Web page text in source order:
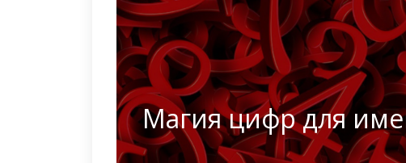
Магия цифр для